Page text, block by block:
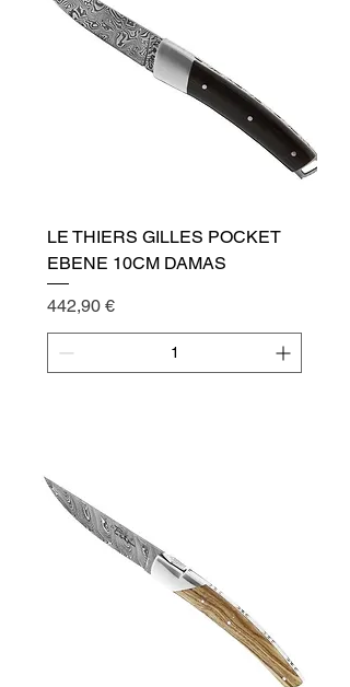
LE THIERS GILLES POCKET
EBENE 10CM DAMAS
Cena
442,90 €